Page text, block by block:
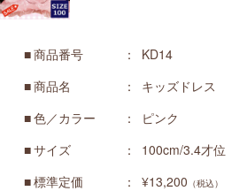
商品番号
KD14
商品名
キッズドレス
色／カラー
ピンク
サイズ
100cm/3.4才位
標準定価
¥13,200 （税込）